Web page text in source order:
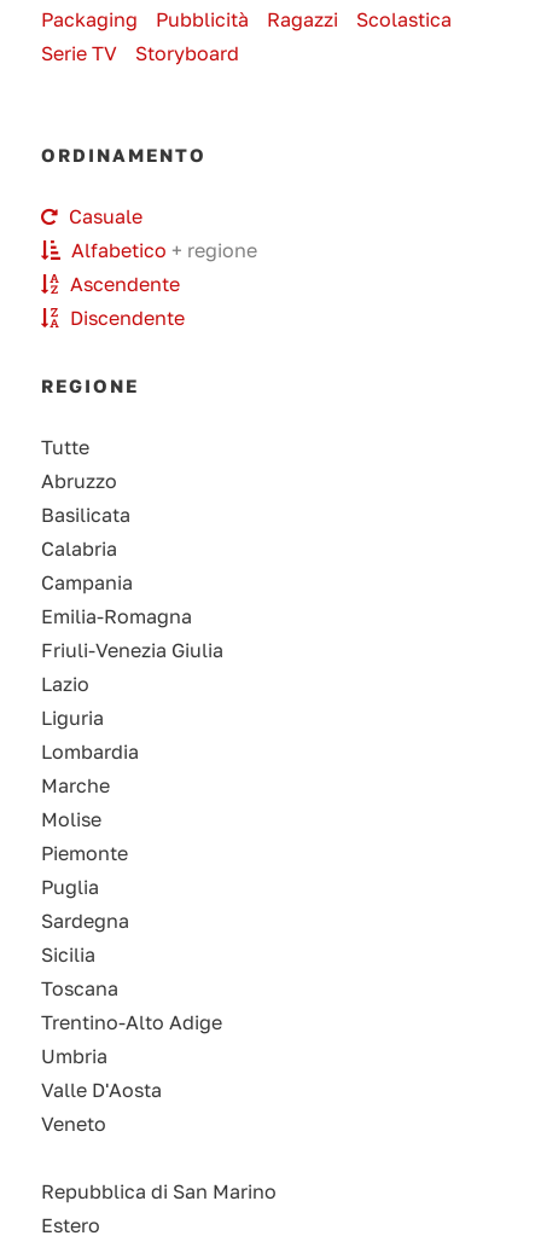
Packaging
Pubblicità Ragazzi
Scolastica
Serie TV
Storyboard
ORDINAMENTO
Casuale
Alfabetico + regione
Ascendente
Discendente
REGIONE
Tutte
Abruzzo
Basilicata
Calabria
Campania
Emilia-Romagna
Friuli-Venezia Giulia
Lazio
Liguria
Lombardia
Marche
Molise
Piemonte
Puglia
Sardegna
Sicilia
Toscana
Trentino-Alto Adige
Umbria
Valle D'Aosta
Veneto
Repubblica di San Marino
Estero